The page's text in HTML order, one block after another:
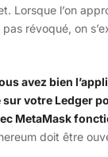
Lorsque l’on
pas révoqué, on
avez bien
votre Ledger
MetaMask
doit être